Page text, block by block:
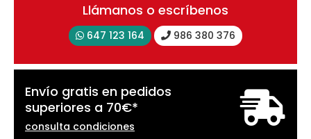
Llámanos o escríbenos
647 123 164 986 380 376
Envío gratis en pedidos
superiores a 70€*
consulta condiciones